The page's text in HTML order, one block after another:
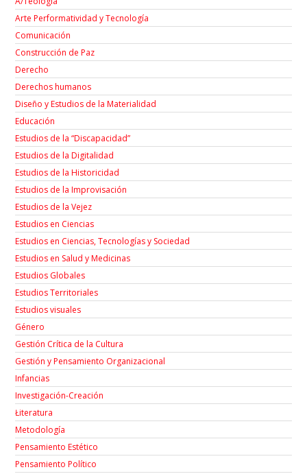
Arte Performatividad y Tecnología
Comunicación
Construcción de Paz
Derecho
Derechos humanos
Diseño y Estudios de la Materialidad
Educación
Estudios de la “Discapacidad”
Estudios de la Digitalidad
Estudios de la Historicidad
Estudios de la Improvisación
Estudios de la Vejez
Estudios en Ciencias
Estudios en Ciencias, Tecnologías y Sociedad
Estudios en Salud y Medicinas
Estudios Globales
Estudios Territoriales
Estudios visuales
Género
Gestión Crítica de la Cultura
Gestión y Pensamiento Organizacional
Infancias
Investigación-Creación
Łiteratura
Metodología
Pensamiento Estético
Pensamiento Político